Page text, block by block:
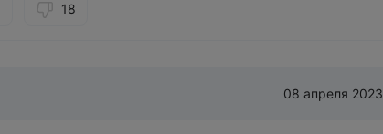
18
08 апреля 2023